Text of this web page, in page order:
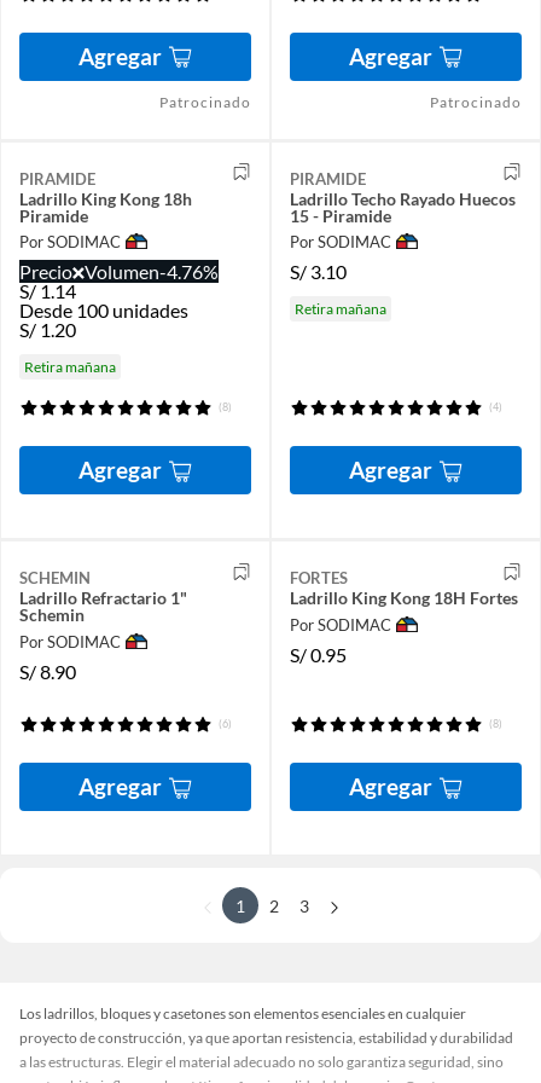
Agregar
Patrocinado
Agregar
Patrocinado
PIRAMIDE
Ladrillo King Kong 18h
Piramide
Por SODIMAC
Precio Volumen-4.76%
S/ 1.14
Desde 100 unidades
S/ 1.20
Retira mañana
(8)
Agregar
PIRAMIDE
Ladrillo Techo Rayado Huecos
15 - Piramide
Por SODIMAC
S/ 3.10
Retira mañana
(4)
Agregar
SCHEMIN
Ladrillo Refractario 1"
Schemin
Por SODIMAC
S/8.90
(6)
Agregar
FORTES
Ladrillo King Kong 18H Fortes
Por SODIMAC
S/0.95
(8)
Agregar
1 2 3
Los ladrillos, bloques y casetones son elementos esenciales en cualquier
proyecto de construcción, ya que aportan resistencia, estabilidad y durabilidad
a las estructuras. Elegir el material adecuado no solo garantiza seguridad, sino